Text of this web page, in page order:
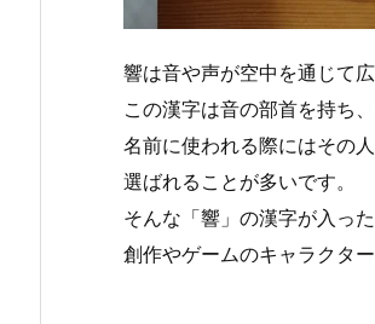
響は音や声が空中を通じて
この漢字は音の部首を持ち
名前に使われる際にはその
選ばれることが多いです。
そんな「響」の漢字が入っ
創作やゲームのキャラクタ